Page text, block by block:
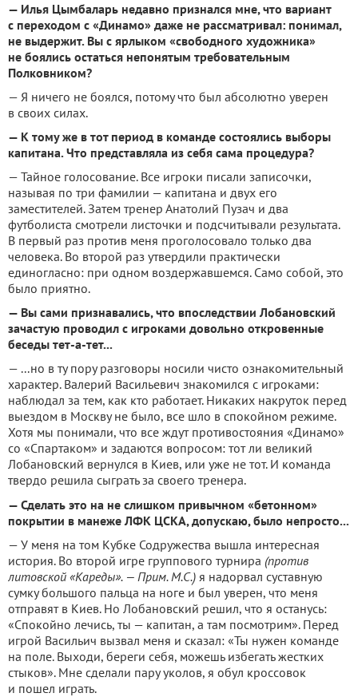
— Илья Цымбаларь недавно признался мне, что вариант
с переходом с «Динамо» даже не рассматривал: понимал,
не выдержит. Вы с ярлыком «свободного художника»
не боялись остаться непонятым требовательным
Полковником?
— Я ничего не боялся, потому что был абсолютно уверен
в своих силах.
— К тому же в тот период в команде состоялись выборы
капитана. Что представляла из себя сама процедура?
— Тайное голосование. Все игроки писали записочки,
называя по три фамилии — капитана и двух его
заместителей. Затем тренер Анатолий Пузач и два
футболиста смотрели листочки и подсчитывали результата.
В первый раз против меня проголосовало только два
человека. Во второй раз утвердили практически
единогласно: при одном воздержавшемся. Само собой, это
было приятно.
— Вы сами признавались, что впоследствии Лобановский
зачастую проводил с игроками довольно откровенные
беседы тет-а-тет...
— ...но в ту пору разговоры носили чисто ознакомительный
характер. Валерий Васильевич знакомился с игроками:
наблюдал за тем, как кто работает. Никаких накруток перед
выездом в Москву не было, все шло в спокойном режиме.
Хотя мы понимали, что все ждут противостояния «Динамо»
со «Спартаком» и задаются вопросом: тот ли великий
Лобановский вернулся в Киев, или уже не тот. И команда
твердо решила сыграть за своего тренера.
— Сделать это на не слишком привычном «бетонном»
покрытии в манеже ЛФК ЦСКА, допускаю, было непросто...
— У меня на том Кубке Содружества вышла интересная
история. Во второй игре группового турнира (против
литовской «Кареды». — Прим. М.С.) я надорвал суставную
сумку большого пальца на ноге и был уверен, что меня
отправят в Киев. Но Лобановский решил, что я останусь:
«Спокойно лечись, ты — капитан, а там посмотрим». Перед
игрой Васильич вызвал меня и сказал: «Ты нужен команде
на поле. Выходи, береги себя, можешь избегать жестких
стыков». Мне сделали пару уколов, я обул кроссовок
и пошел играть.